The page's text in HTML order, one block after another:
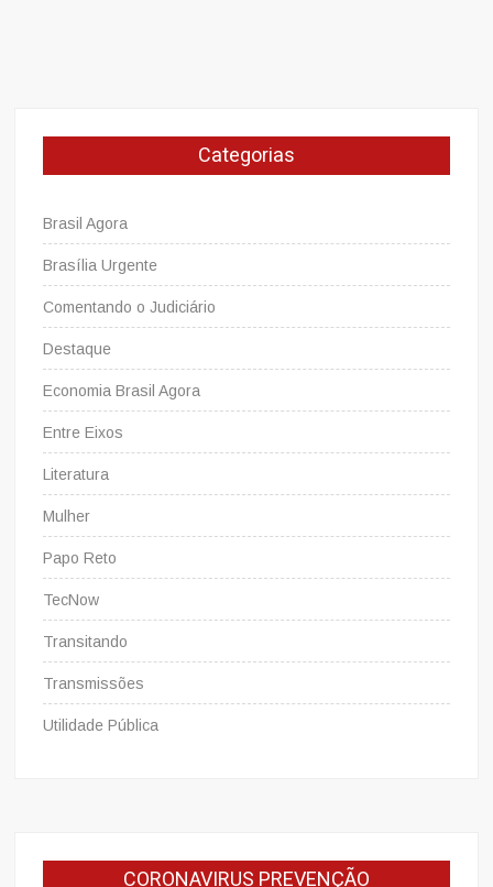
às
tendênciasCategorias
Brasil Agora
Brasília Urgente
Comentando o Judiciário
Destaque
Economia Brasil Agora
Entre Eixos
Literatura
Mulher
Papo Reto
TecNow
Transitando
Transmissões
Utilidade Pública
CORONAVIRUS PREVENÇÃO